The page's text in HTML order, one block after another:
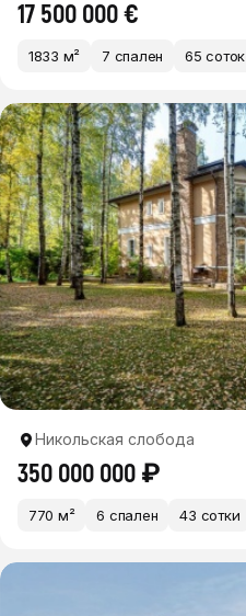
17 500 000 €
1833 м² 7 спален 65 соток
Никольская слобода
350 000 000 ₽
770 м² 6 спален 43 сотки